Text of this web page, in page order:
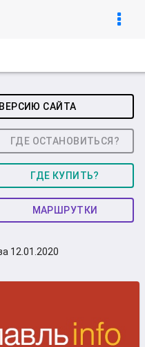
САЙТА
ГДЕ ОСТАНОВИТЬСЯ?
ГДЕ КУПИТЬ?
МАРШРУТКИ
12.01.2020